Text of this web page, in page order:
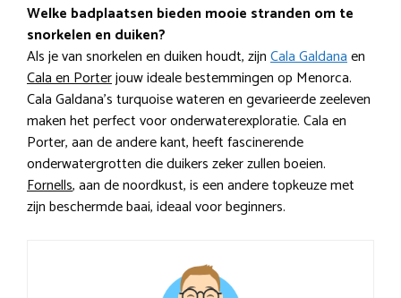
Welke badplaatsen bieden mooie stranden om te
snorkelen en duiken?
Als je van snorkelen en duiken houdt, zijnCala Galdanaen
Cala en Porterjouw ideale bestemmingen op Menorca.
Cala Galdana’s turquoise wateren en gevarieerde zeeleven
maken het perfect voor onderwaterexploratie. Cala en
Porter, aan de andere kant, heeft fascinerende
onderwatergrotten die duikers zeker zullen boeien.
Fornells, aan de noordkust, is een andere topkeuze met
zijn beschermde baai, ideaal voor beginners.